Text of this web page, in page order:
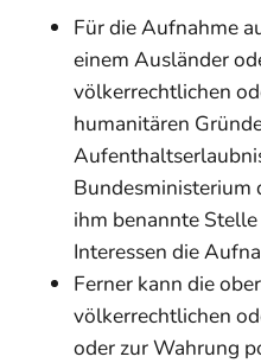
Für die Aufnahme
einem Ausländer
völkerrechtlichen
humanitären
Bundesministerium
ihm benannte
Interessen die
Ferner kann die
völkerrechtlichen
oder zur Wahrung